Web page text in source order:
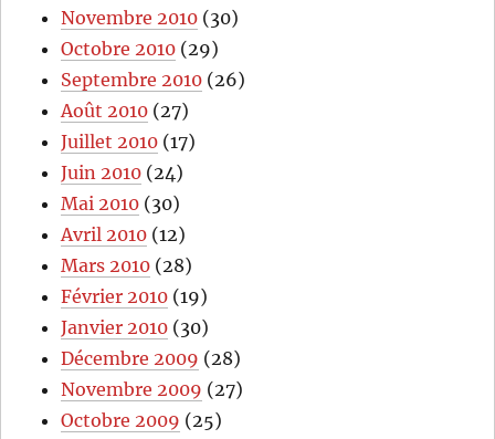
Novembre 2010 (30)
Octobre 2010 (29)
Septembre 2010 (26)
Août 2010 (27)
Juillet 2010 (17)
Juin 2010 (24)
Mai 2010 (30)
Avril 2010 (12)
Mars 2010 (28)
Février 2010 (19)
Janvier 2010 (30)
Décembre 2009 (28)
Novembre 2009 (27)
Octobre 2009 (25)